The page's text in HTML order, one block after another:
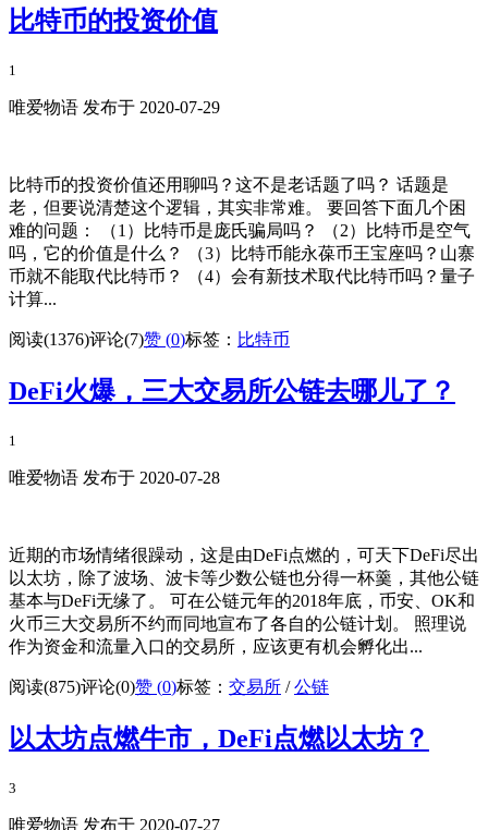
比特币的投资价值
1
唯爱物语 发布于 2020-07-29
比特币的投资价值还用聊吗？这不是老话题了吗？ 话题是
老，但要说清楚这个逻辑，其实非常难。 要回答下面几个困
难的问题： （1）比特币是庞氏骗局吗？ （2）比特币是空气
吗，它的价值是什么？ （3）比特币能永葆币王宝座吗？山寨
币就不能取代比特币？ （4）会有新技术取代比特币吗？量子
计算...
阅读(1376)评论(7)赞 (0)标签： 比特币
DeFi火爆，三大交易所公链去哪儿了？
1
唯爱物语 发布于 2020-07-28
近期的市场情绪很躁动，这是由DeFi点燃的，可天下DeFi尽出
以太坊，除了波场、波卡等少数公链也分得一杯羹，其他公链
基本与DeFi无缘了。 可在公链元年的2018年底，币安、OK和
火币三大交易所不约而同地宣布了各自的公链计划。 照理说
作为资金和流量入口的交易所，应该更有机会孵化出...
阅读(875)评论(0)赞 (0)标签： 交易所 /公链
以太坊点燃牛市，DeFi点燃以太坊？
3
唯爱物语 发布于 2020-07-27